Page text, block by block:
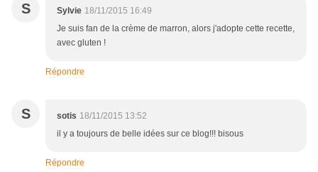
S Sylvie 18/11/2015 16:49
Je suis fan de la crème de marron, alors j'adopte cette recette,
avec gluten !
Répondre
S sotis 18/11/2015 13:52
il y a toujours de belle idées sur ce blog!!! bisous
Répondre